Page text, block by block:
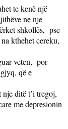
te kenë një
ne nje
shkollës, pse
kthehet cereku,
veten, por
që e
ditë t’i tregoj,
me depresionin